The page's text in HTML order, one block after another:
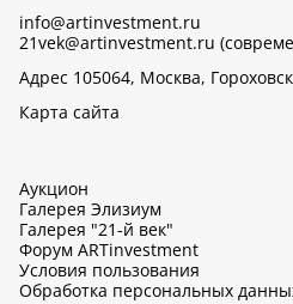
info@artinvestment.ru
21vek@artinvestment.ru
Адрес 105064, Москва,
Карта сайта
Аукцион
Галерея Элизиум
Галерея "21-й век"
Форум ARTinvestment
Условия пользования
Обработка персональных